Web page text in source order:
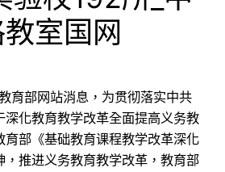
室国网
育部网站消息，为贯彻落实中共
深化教育教学改革全面提高义务教
育部《基础教育课程教学改革深化
，推进义务教育教学改革，教育部